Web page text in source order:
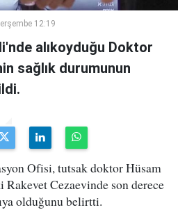
12:19
alıkoyduğu Doktor
sağlık durumunun
Ofisi, tutsak doktor Hüsam
Cezaevinde son derece
olduğunu belirtti.